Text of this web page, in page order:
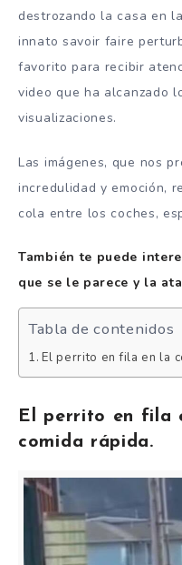
destrozando la casa en
innato savoir faire
favorito para recibir
video que ha alcanzado
visualizaciones.
Las imágenes, que nos
incredulidad y emoción,
cola entre los coches,
También te puede
que se le parece y la
Tabla de contenidos
El perrito en fila en la
El perrito en fila
comida rápida.